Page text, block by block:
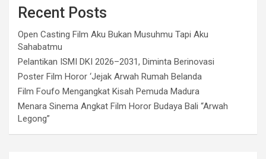
Recent Posts
Open Casting Film Aku Bukan Musuhmu Tapi Aku
Sahabatmu
Pelantikan ISMI DKI 2026–2031, Diminta Berinovasi
Poster Film Horor ‘Jejak Arwah Rumah Belanda
Film Foufo Mengangkat Kisah Pemuda Madura
Menara Sinema Angkat Film Horor Budaya Bali “Arwah
Legong”